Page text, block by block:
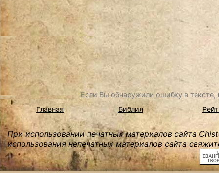
Если Вы обнаружили ошибку в
Главная
Библия
При использовании печатных материалов сайта
использования непечатных материалов сайта